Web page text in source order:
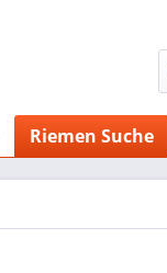
Riemen Suche